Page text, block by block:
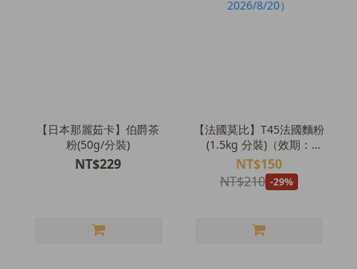
【日本那麗茹卡】伯爵茶
粉(50g/分裝)
NT$229
【法國莫比】T45法國麵粉
(1.5kg 分裝)（效期：
2026/8/20）
NT$150
NT$210 -29%